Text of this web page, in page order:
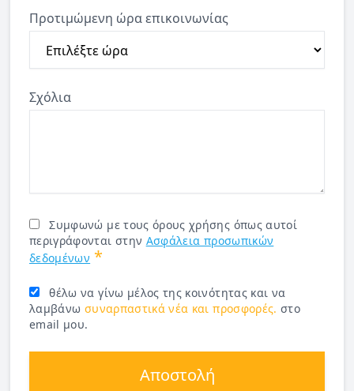
Προτιμώμενη ώρα επικοινωνίας
Σχόλια
Συμφωνώ με τους όρους χρήσης όπως αυτοί
περιγράφονται στην Ασφάλεια προσωπικών
δεδομένων *
θέλω να γίνω μέλος της κοινότητας και να
λαμβάνω συναρπαστικά νέα και προσφορές. στο
email μου.
Αποστολή